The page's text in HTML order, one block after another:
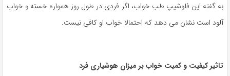
به گفته این فلوشیپ طب خواب، اگر فردی در طول روز همواره خسته و خواب
آلود است نشان می دهد که احتمالا خواب او کافی نیست.
تاثیر کیفیت و کمیت خواب بر میزان هوشیاری فرد